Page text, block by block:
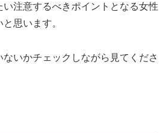
い注意するべきポイントとなる女性
思います。
いかチェックしながら見てくださ